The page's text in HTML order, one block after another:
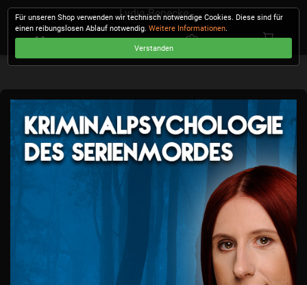
Lydia Benecke
Für unseren Shop verwenden wir technisch notwendige Cookies. Diese sind für
einen reibungslosen Ablauf notwendig.Weitere Informationen.
Verstanden